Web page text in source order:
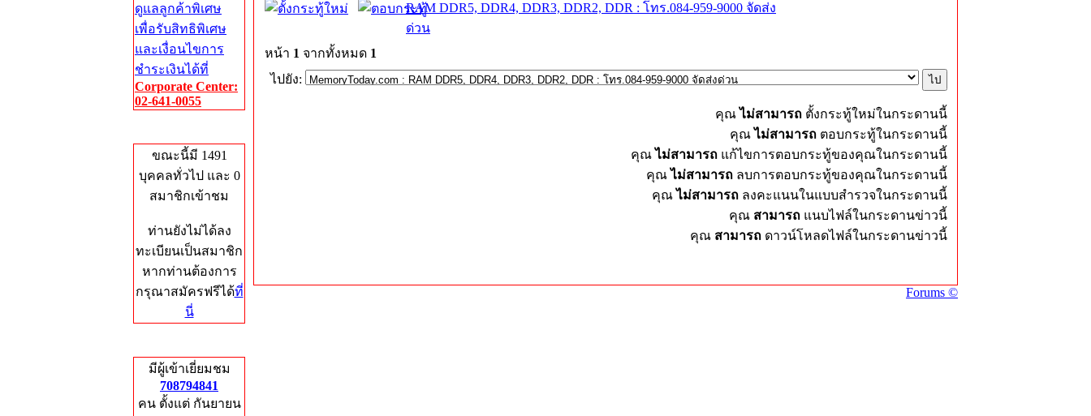
ดูแลลูกค้าพิเศษ
เพื่อรับสิทธิพิเศษ
และเงื่อนไขการ
ชำระเงินได้ที่
Corporate Center:
02-641-0055
ขณะนี้มี 1491
บุคคลทั่วไป และ 0
สมาชิกเข้าชม
ท่านยังไม่ได้ลง
ทะเบียนเป็นสมาชิก
หากท่านต้องการ
กรุณาสมัครฟรีได้ที่
นี่
มีผู้เข้าเยี่ยมชม
708794841
คน ตั้งแต่ กันยายน
RAM DDR5, DDR4, DDR3, DDR2, DDR : โทร.084-959-9000 จัดส่ง
ด่วน
หน้า 1 จากทั้งหมด 1
ไปยัง:
คุณไม่สามารถ ตั้งกระทู้ใหม่ในกระดานนี้
คุณไม่สามารถ ตอบกระทู้ในกระดานนี้
คุณไม่สามารถ แก้ไขการตอบกระทู้ของคุณในกระดานนี้
คุณไม่สามารถ ลบการตอบกระทู้ของคุณในกระดานนี้
คุณไม่สามารถ ลงคะแนนในแบบสำรวจในกระดานนี้
คุณ สามารถ แนบไฟล์ในกระดานข่าวนี้
คุณ สามารถ ดาวน์โหลดไฟล์ในกระดานข่าวนี้
Forums ©